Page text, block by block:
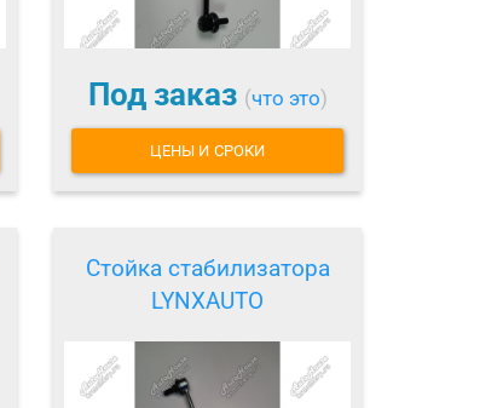
Под заказ (что это)
ЦЕНЫ И СРОКИ
Стойка стабилизатора
LYNXAUTO